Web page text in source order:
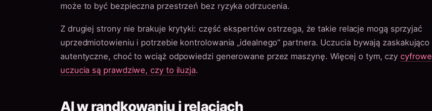
może to być bezpieczna przestrzeń bez ryzyka odrzucenia.
Z drugiej strony nie brakuje krytyki: część ekspertów ostrzega, że takie relacje mogą sprzyjać
uprzedmiotowieniu i potrzebie kontrolowania „idealnego” partnera. Uczucia bywają zaskakująco
autentyczne, choć to wciąż odpowiedzi generowane przez maszynę. Więcej o tym, czycyfrowe
uczucia są prawdziwe, czy to iluzja.
AI w randkowaniu i relacjach